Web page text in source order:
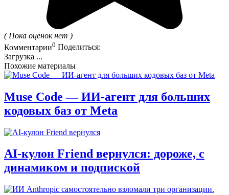
( Пока оценок нет )
Комментарии0 Поделиться:
Загрузка ...
Похожие материалы
Muse Code — ИИ-агент для больших
кодовых баз от Meta
AI‑кулон Friend вернулся: дороже, с
динамиком и подпиской